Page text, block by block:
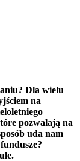
Dla wielu
na
pozwalają na
uda nam